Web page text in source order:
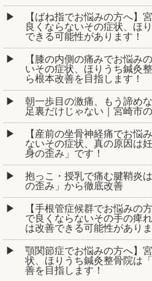
【ばね指でお悩みの方へ】
良くならないその症状、ほ
できる可能性があります！
【膝の内側の痛みでお悩み
いその症状、ほりうち鍼灸
ら根本改善を目指します！
朝一歩目の激痛、もう諦め
足裏だけじゃない｜宮崎市
【産前の坐骨神経痛でお悩
ないその症状、真の原因は
身の歪み」です！
抱っこ・授乳で痛む腱鞘炎
の歪み」から徹底改善
【手根管症候群でお悩みの
で良くならないその手の痺
は改善できる可能性がありま
顎関節症でお悩みの方へ】
状、ほりうち鍼灸整骨院は
善を目指します！